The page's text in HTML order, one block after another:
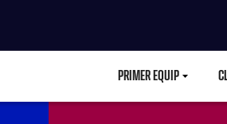
PRIMER EQUIP